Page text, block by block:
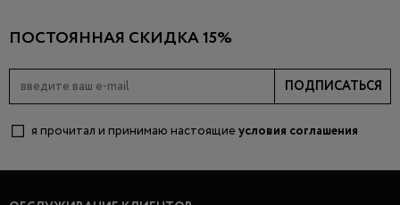
ПОСТОЯННАЯ СКИДКА 15%
ПОДПИСАТЬСЯ
я прочитал и принимаю настоящие условия соглашения